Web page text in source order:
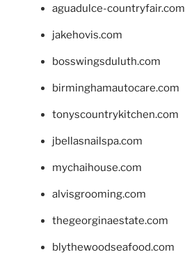
aguadulce-countryfair.com
jakehovis.com
bosswingsduluth.com
birminghamautocare.com
tonyscountrykitchen.com
jbellasnailspa.com
mychaihouse.com
alvisgrooming.com
thegeorginaestate.com
blythewoodseafood.com